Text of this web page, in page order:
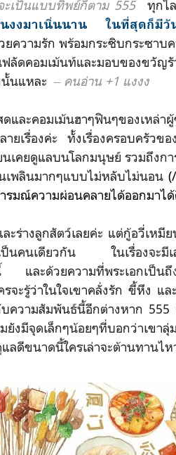
ะเป็นแบบทิพย์ก็ตาม 555ทุกไล
นงงมาเนิ่นนานในที่สุดก็มีวั
ความรัก พร้อมกระซิบกระซาบ
ลัดคอมเม้นท์และมอบของขวัญรั
นั้นแหละ ‒ คนอ่าน +1 แงงง
ะคอมเม้นฮาๆฟินๆของเหล่า
ายเรื่องค่ะ ทั้งเรื่องครอบครัวข
เคยดูแลบนโลกมนุษย์ รวมถึงก
นเพลินมากๆแบบไม่หลับไม่นอน
รมณ์ความผ่อนคลายได้ออกมาไ
งลูกสัตว์เลยค่ะ แต่กู้อวี่เหมีย
ป็นคนเดียวกัน ในเรื่องจะมีเ
และด้วยความที่พระเอกเป็นถึ
จะรู้ว่าในใจเขาคลั่งรัก ขี้หึง แ
ความสัมพันธ์นี้อีกต่างหาก 555
ยังมีจุดเล็กๆน้อยๆที่บอกว่าเขา
ขนาดนี้ใครเล่าจะต้านทานไหว (⁄